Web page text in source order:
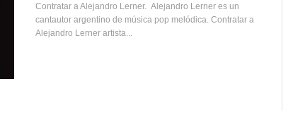
Contratar a Alejandro Lerner. Alejandro Lerner es un
cantautor argentino de música pop melódica. Contratar a
Alejandro Lerner artista...